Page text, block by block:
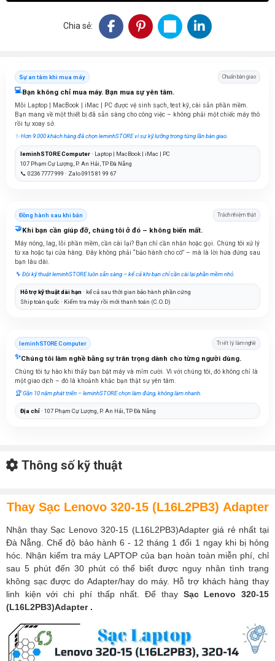
Chia sẻ:
Sự an tâm khi mua máy Chuẩn bàn giao
💻Bạn không chỉ mua máy. Bạn mua sự yên tâm.
Mỗi Laptop | MacBook | iMac | PC được vệ sinh sạch, test kỹ, cài sẵn phần mềm.
Bạn mang về một thiết bị đã sẵn sàng cho công việc – không phải một chiếc máy thô
rồi tự xoay sở.
✨ Hơn 9.000 khách hàng đã chọn leminhSTORE vì sự kỹ lưỡng trong từng lần bàn giao.
leminhSTORE Computer· Laptop | MacBook | iMac | PC
107 Phạm Cự Lượng, P. An Hải, TP Đà Nẵng
📞 0236 7777 999 · Zalo 0915 81 99 67
Đồng hành sau khi bán Trách nhiệm thật
🤝Khi bạn cần giúp đỡ, chúng tôi ở đó – không biến mất.
Máy nóng, lag, lỗi phần mềm, cần cài lại? Bạn chỉ cần nhắn hoặc gọi. Chúng tôi xử lý
từ xa hoặc tại cửa hàng. Đây không phải “bảo hành cho có” – mà là lời hứa đứng sau
bạn lâu dài.
🔧 Đội kỹ thuật leminhSTORE luôn sẵn sàng – kể cả khi bạn chỉ cần cài lại phần mềm nhỏ.
Hỗ trợ kỹ thuật dài hạn · kể cả sau thời gian bảo hành phần cứng
Ship toàn quốc · Kiểm tra máy rồi mới thanh toán (C.O.D)
leminhSTORE Computer Triết lý làm nghề
✨Chúng tôi làm nghề bằng sự trân trọng dành cho từng người dùng.
Chúng tôi tự hào khi thấy bạn bật máy và mỉm cười. Vì với chúng tôi, đó không chỉ là
một giao dịch – đó là khoảnh khắc bạn thật sự yên tâm.
🏆 Gần 10 năm phát triển – leminhSTORE chọn làm đúng, không làm nhanh.
Địa chỉ· 107 Phạm Cự Lượng, P. An Hải, TP Đà Nẵng
Thay Sạc Lenovo 320-15 (L16L2PB3) Adapter
Nhận thay Sạc Lenovo 320-15 (L16L2PB3)Adapter giá rẻ nhất tại
Đà Nẵng. Chế độ bảo hành 6 - 12 tháng 1 đổi 1 ngay khi bị hỏng
hóc. Nhận kiểm tra máy LAPTOP của bạn hoàn toàn miễn phí, chỉ
sau 5 phút đến 30 phút có thể biết được nguy nhân tình trạng
không sạc được do Adapter/hay do máy. Hỗ trợ khách hàng thay
linh kiện với chi phí thấp nhất. Để thay Sạc Lenovo 320-15
(L16L2PB3)Adapter .
Thông số kỹ thuật